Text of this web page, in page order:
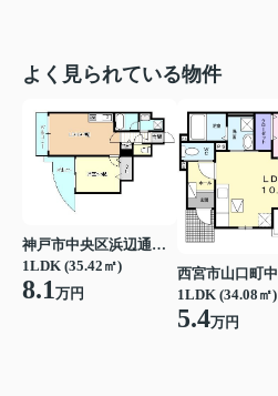
よく見られている物件
神戸市中央区浜辺通３丁目
1LDK (35.42㎡)
8.1万円
1LDK (34.08㎡)
5.4万円